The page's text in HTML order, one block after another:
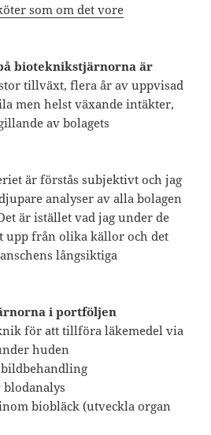
som om det vore
bioteknikstjärnorna är
tillväxt, flera år av uppvisad
men helst växande intäkter,
av bolagets
är förstås subjektivt och jag
analyser av alla bolagen
är istället vad jag under de
upp från olika källor och det
långsiktiga
i portföljen
för att tillföra läkemedel via
huden
biobläck (utveckla organ